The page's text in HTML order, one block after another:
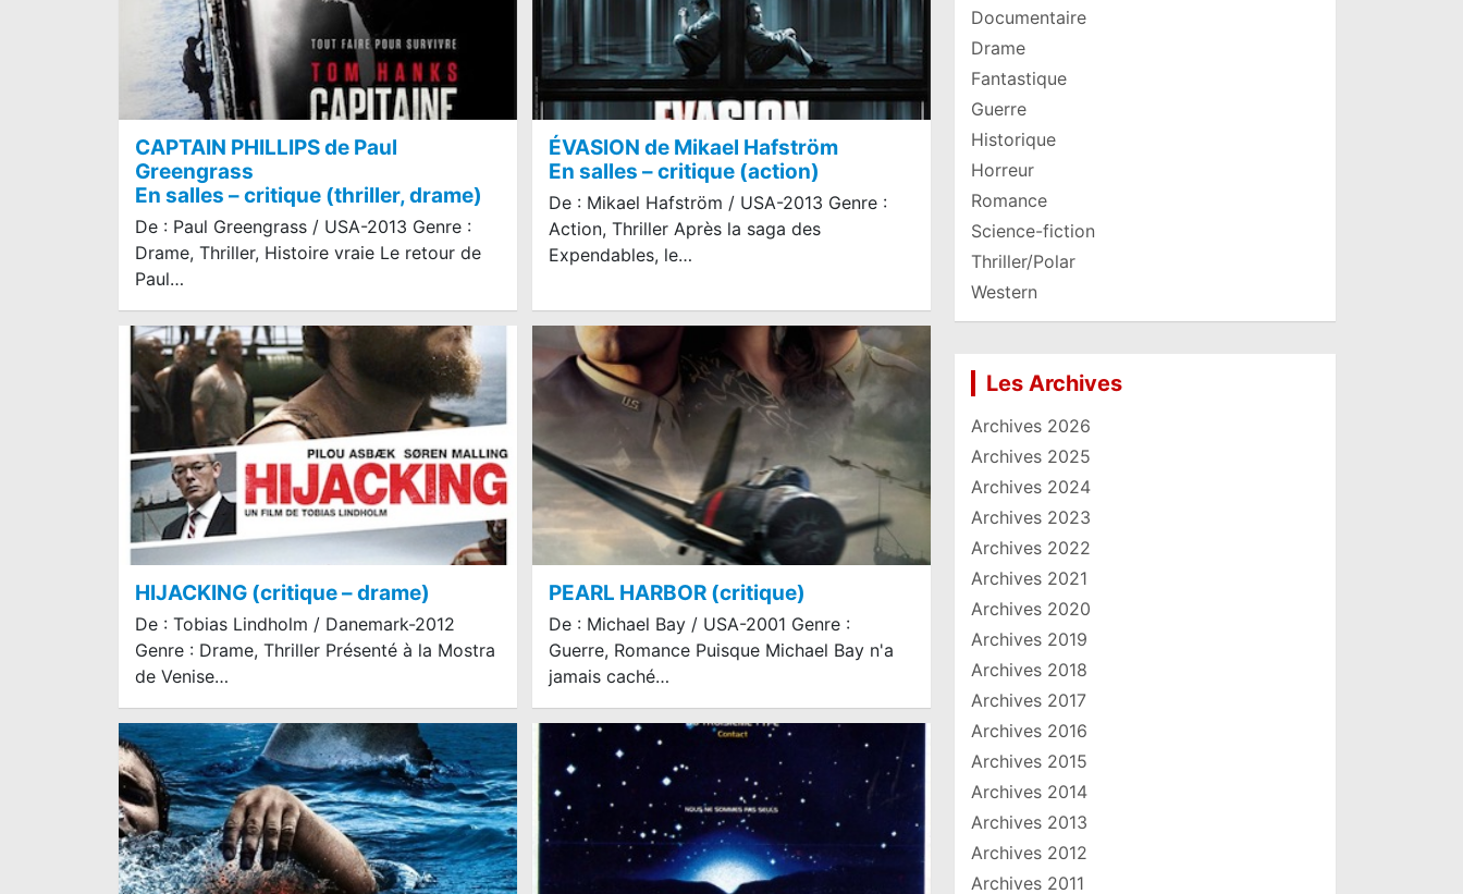
CAPTAIN PHILLIPS de Paul
Greengrass
En salles – critique (thriller, drame)
De : Paul Greengrass / USA-2013 Genre :
Drame, Thriller, Histoire vraie Le retour de
Paul…
ÉVASION de Mikael Hafström
En salles – critique (action)
De : Mikael Hafström / USA-2013 Genre :
Action, Thriller Après la saga des
Expendables, le…
HIJACKING (critique – drame)
De : Tobias Lindholm / Danemark-2012
Genre : Drame, Thriller Présenté à la Mostra
de Venise…
PEARL HARBOR (critique)
De : Michael Bay / USA-2001 Genre :
Guerre, Romance Puisque Michael Bay n'a
jamais caché…
Documentaire
Drame
Fantastique
Guerre
Historique
Horreur
Romance
Science-fiction
Thriller/Polar
Western
Les Archives
Archives 2026
Archives 2025
Archives 2024
Archives 2023
Archives 2022
Archives 2021
Archives 2020
Archives 2019
Archives 2018
Archives 2017
Archives 2016
Archives 2015
Archives 2014
Archives 2013
Archives 2012
Archives 2011